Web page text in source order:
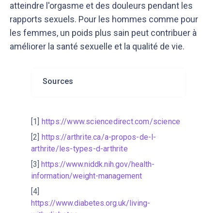
atteindre l'orgasme et des douleurs pendant les
rapports sexuels. Pour les hommes comme pour
les femmes, un poids plus sain peut contribuer à
améliorer la santé sexuelle et la qualité de vie.
Sources
[1] https://www.sciencedirect.com/science
[2] https://arthrite.ca/a-propos-de-l-
arthrite/les-types-d-arthrite
[3] https://www.niddk.nih.gov/health-
information/weight-management
[4]
https://www.diabetes.org.uk/living-